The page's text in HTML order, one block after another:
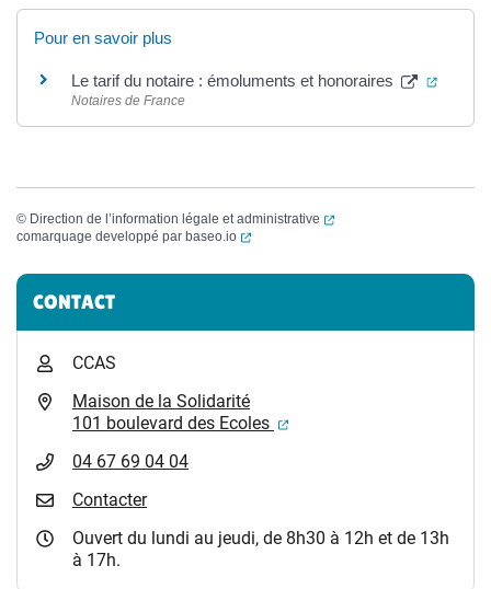
Pour en savoir plus
Le tarif du notaire : émoluments et honoraires
Notaires de France
© Direction de l’information légale et administrative
(ouverture dans un
comarquage developpé par baseo.io (ouverture dans un nouvel onglet)
Informations complémentaires
CONTACT
CCAS
Maison de la Solidarité
101 boulevard des Ecoles
(ouverture dans un
04 67 69 04 04
Contacter
Ouvert du lundi au jeudi, de 8h30 à 12h et de 13h
à 17h.